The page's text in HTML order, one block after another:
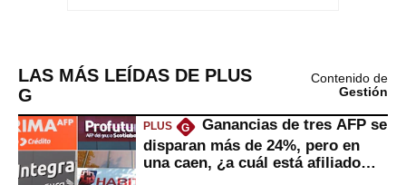
LAS MÁS LEÍDAS DE PLUS
G
Contenido de
Gestión
PLUS G
Ganancias de tres AFP se
disparan más de 24%, pero en
una caen, ¿a cuál está afiliado